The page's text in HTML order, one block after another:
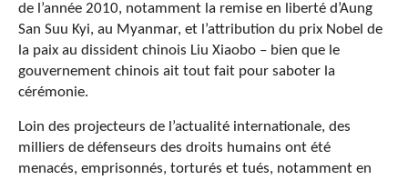
de l’année 2010, notamment la remise en liberté d’Aung
San Suu Kyi, au Myanmar, et l’attribution du prix Nobel de
la paix au dissident chinois Liu Xiaobo – bien que le
gouvernement chinois ait tout fait pour saboter la
cérémonie.
Loin des projecteurs de l’actualité internationale, des
milliers de défenseurs des droits humains ont été
menacés, emprisonnés, torturés et tués, notamment en